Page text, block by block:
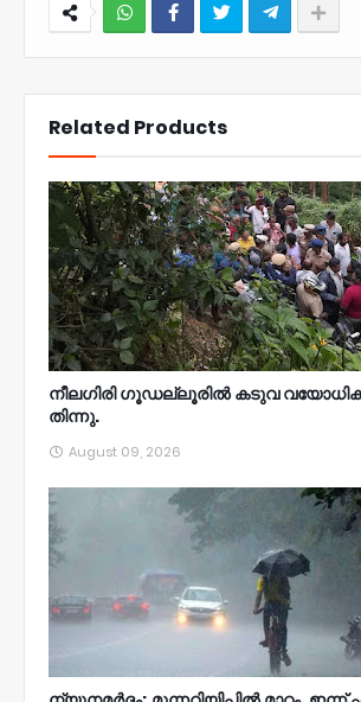
Related Products
നീലഗിരി ഗൂഡല്ലൂരിൽ കടുവ
തിന്നു.
August 09, 2026